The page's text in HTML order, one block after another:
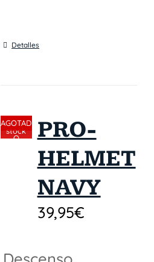
Detalles
Sin
stock
AGOTAD
O
PRO-
HELMET
NAVY
39,95€